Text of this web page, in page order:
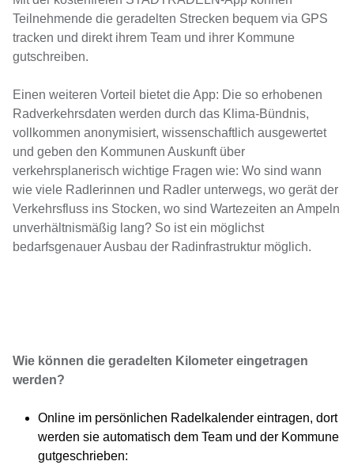
Teilnehmende die geradelten Strecken bequem via GPS
tracken und direkt ihrem Team und ihrer Kommune
gutschreiben.
Einen weiteren Vorteil bietet die App: Die so erhobenen
Radverkehrsdaten werden durch das Klima-Bündnis,
vollkommen anonymisiert, wissenschaftlich ausgewertet
und geben den Kommunen Auskunft über
verkehrsplanerisch wichtige Fragen wie: Wo sind wann
wie viele Radlerinnen und Radler unterwegs, wo gerät der
Verkehrsfluss ins Stocken, wo sind Wartezeiten an Ampeln
unverhältnismäßig lang? So ist ein möglichst
bedarfsgenauer Ausbau der Radinfrastruktur möglich.
Wie können die geradelten Kilometer eingetragen
werden?
Online im persönlichen Radelkalender eintragen, dort
werden sie automatisch dem Team und der Kommune
gutgeschrieben: